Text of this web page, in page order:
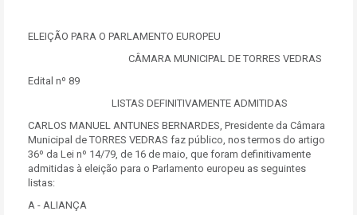
ELEIÇÃO PARA O PARLAMENTO EUROPEU
CÂMARA MUNICIPAL DE TORRES VEDRAS
Edital nº 89
LISTAS DEFINITIVAMENTE ADMITIDAS
CARLOS MANUEL ANTUNES BERNARDES, Presidente da Câmara
Municipal de TORRES VEDRAS faz público, nos termos do artigo
36º da Lei nº 14/79, de 16 de maio, que foram definitivamente
admitidas à eleição para o Parlamento europeu as seguintes
listas:
A - ALIANÇA